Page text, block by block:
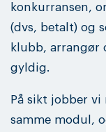
konkurransen,
(dvs, betalt) og
klubb, arrangør
gyldig.
På sikt jobber
samme modul,